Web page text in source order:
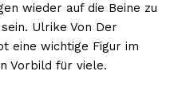
wieder auf die Beine zu
Ulrike Von Der
eine wichtige Figur im
Vorbild für viele.